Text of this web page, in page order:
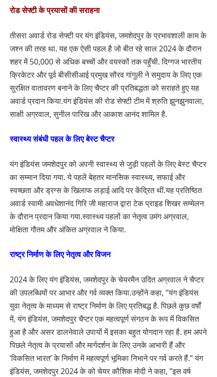
रोड सेफ्टी के प्रयासों की सराहना
तीसरा अवार्ड रोड सेफ्टी पर यंग इंडियंस, जमशेदपुर के प्रभावशाली काम के
जश्न की तरह था. यह एक ऐसी पहल है जो बीत रहे साल 2024 के दौरान
शहर में 50,000 से अधिक बच्चों और वयस्कों तक पहुँची. दिग्गज भारतीय
क्रिकेटर और पूर्व बीसीसीआई प्रमुख सौरव गांगुली ने समुदाय के लिए एक
सुरक्षित वातावरण बनाने के लिए चैप्टर की प्रतिबद्धता को सराहते हुए यह
अवार्ड प्रदान किया.यंग इंडियंस की रोड सेफ्टी टीम में श्रुति झुनझुनवाला,
साक्षी अग्रवाल, सुनील पारिख और आकाश आनंद शामिल है.
स्वास्थ्य संबंधी पहल के लिए बेस्ट चैप्टर
यंग इंडियंस जमशेदपुर को अपनी स्वास्थ्य से जुड़ी पहलों के लिए बेस्ट चैप्टर
का सम्मान दिया गया. ये पहलें बेहतर मानसिक स्वास्थ्य, सफाई और
स्वच्छता और ड्रग्स के खिलाफ लड़ाई आदि पर केंद्रित थीं.यह प्रतिष्ठित
अवार्ड स्वामी अवधेशानंद गिरि जी महाराज द्वारा टेक प्राइड शिखर सम्मेलन
के दौरान प्रदान किया गया.स्वास्थ्य पहलों का नेतृत्व उमंग अग्रवाल,
मोक्षिता गौतम और अंकित अग्रवाल ने किया.
राष्ट्र निर्माण के लिए नेतृत्व और विजन
2024 के लिए यंग इंडियंस, जमशेदपुर के चेयरमैन उदित अग्रवाल ने चैप्टर
की उपलब्धियों पर आभार और गर्व व्यक्त किया.उन्होंने कहा, ”यंग इंडियंस
युवा नेतृत्व के माध्यम से राष्ट्र निर्माण के लिए प्रतिबद्ध है. पिछले कुछ वर्षों
में, यंग इंडियंस, जमशेदपुर चैप्टर एक महत्वपूर्ण संगठन के रूप में विकसित
हुआ है और असर डालनेवाले उपायों में इसका बहुत योगदान रहा है. हम अपने
पिछले नेतृत्व के प्रयासों और मार्गदर्शन के लिए उनके आभारी हैं और
‘विकसित भारत’ के निर्माण में महत्वपूर्ण भूमिका निभाने पर गर्व करते हैं.” यंग
इंडियंस, जमशेदपुर 2024 के को चेयर कौशिक मोदी ने कहा, ”इस वर्ष